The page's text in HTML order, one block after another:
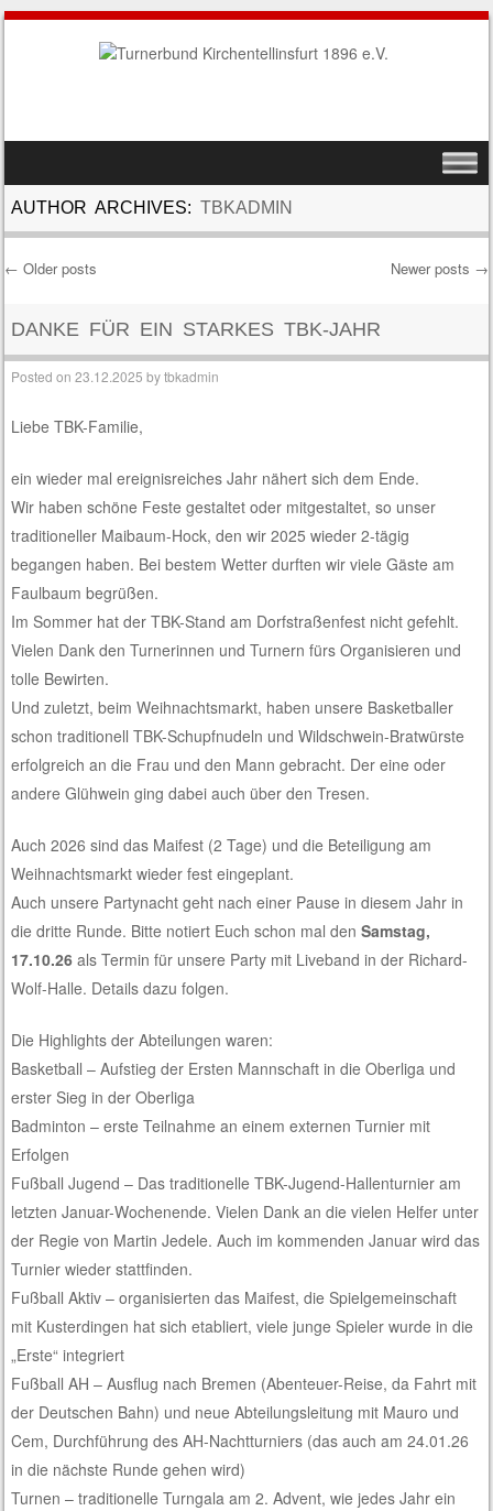
MENU
AUTHOR ARCHIVES:TBKADMIN
Post navigation
← Older posts Newer posts →
DANKE FÜR EIN STARKES TBK-JAHR
Posted on23.12.2025 bytbkadmin
Liebe TBK-Familie,
ein wieder mal ereignisreiches Jahr nähert sich dem Ende.
Wir haben schöne Feste gestaltet oder mitgestaltet, so unser
traditioneller Maibaum-Hock, den wir 2025 wieder 2-tägig
begangen haben. Bei bestem Wetter durften wir viele Gäste am
Faulbaum begrüßen.
Im Sommer hat der TBK-Stand am Dorfstraßenfest nicht gefehlt.
Vielen Dank den Turnerinnen und Turnern fürs Organisieren und
tolle Bewirten.
Und zuletzt, beim Weihnachtsmarkt, haben unsere Basketballer
schon traditionell TBK-Schupfnudeln und Wildschwein-Bratwürste
erfolgreich an die Frau und den Mann gebracht. Der eine oder
andere Glühwein ging dabei auch über den Tresen.
Auch 2026 sind das Maifest (2 Tage) und die Beteiligung am
Weihnachtsmarkt wieder fest eingeplant.
Auch unsere Partynacht geht nach einer Pause in diesem Jahr in
die dritte Runde. Bitte notiert Euch schon mal denSamstag,
17.10.26 als Termin für unsere Party mit Liveband in der Richard-
Wolf-Halle. Details dazu folgen.
Die Highlights der Abteilungen waren:
Basketball – Aufstieg der Ersten Mannschaft in die Oberliga und
erster Sieg in der Oberliga
Badminton – erste Teilnahme an einem externen Turnier mit
Erfolgen
Fußball Jugend – Das traditionelle TBK-Jugend-Hallenturnier am
letzten Januar-Wochenende. Vielen Dank an die vielen Helfer unter
der Regie von Martin Jedele. Auch im kommenden Januar wird das
Turnier wieder stattfinden.
Fußball Aktiv – organisierten das Maifest, die Spielgemeinschaft
mit Kusterdingen hat sich etabliert, viele junge Spieler wurde in die
„Erste“ integriert
Fußball AH – Ausflug nach Bremen (Abenteuer-Reise, da Fahrt mit
der Deutschen Bahn) und neue Abteilungsleitung mit Mauro und
Cem, Durchführung des AH-Nachtturniers (das auch am 24.01.26
in die nächste Runde gehen wird)
Turnen – traditionelle Turngala am 2. Advent, wie jedes Jahr ein